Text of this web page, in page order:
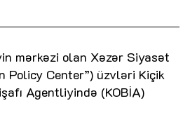
mərkəzi olan Xəzər Siyasət
Policy Center”) üzvləri Kiçik
Agentliyində (KOBİA)